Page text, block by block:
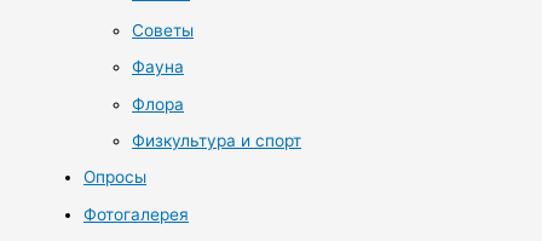
Советы
Фауна
Флора
Физкультура и спорт
Опросы
Фотогалерея